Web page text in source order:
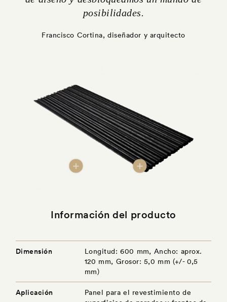
posibilidades.
Francisco Cortina, diseñador y arquitecto
Información del producto
Dimensión
Longitud: 600 mm, Ancho: aprox.
120 mm, Grosor: 5,0 mm (+/- 0,5
mm)
Aplicación
Panel para el revestimiento de